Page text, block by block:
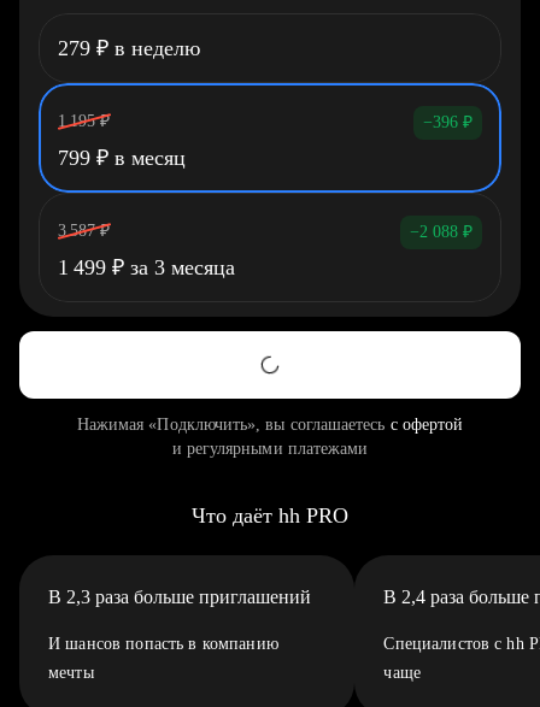
279 ₽ в неделю
1 195 ₽ −396 ₽
799 ₽ в месяц
3 587 ₽ −2 088 ₽
1 499 ₽ за 3 месяца
Нажимая «Подключить», вы соглашаетесь с офертой
и регулярными платежами
Что даёт hh PRO
В 2,3 раза больше приглашений
И шансов попасть в компанию
мечты
В 2,4 раза больше
Специалистов с hh
чаще